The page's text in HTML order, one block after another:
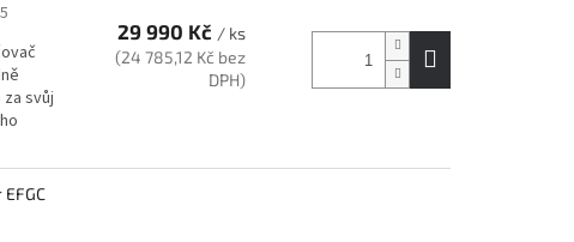
svůj
29 990 Kč / ks
(24 785,12 Kč bez
DPH)